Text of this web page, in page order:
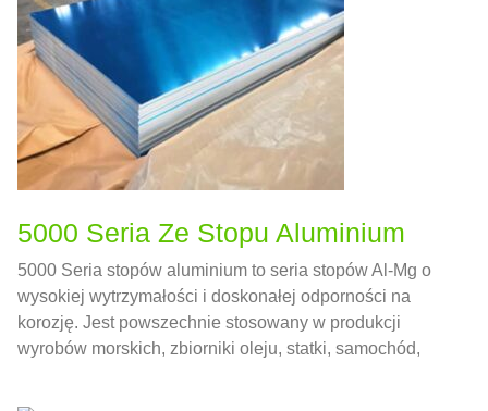
5000 Seria Ze Stopu Aluminium
5000 Seria stopów aluminium to seria stopów Al-Mg o
wysokiej wytrzymałości i doskonałej odporności na
korozję. Jest powszechnie stosowany w produkcji
wyrobów morskich, zbiorniki oleju, statki, samochód,